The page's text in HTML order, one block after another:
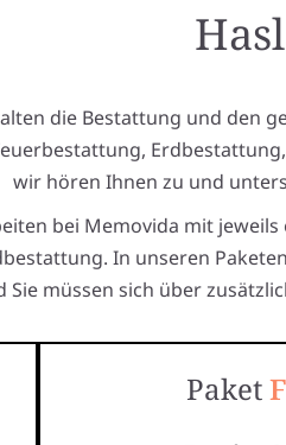
die Bestattung und den
wir hören Ihnen zu und
bei Memovida mit
In unseren
Sie müssen sich über
Paket